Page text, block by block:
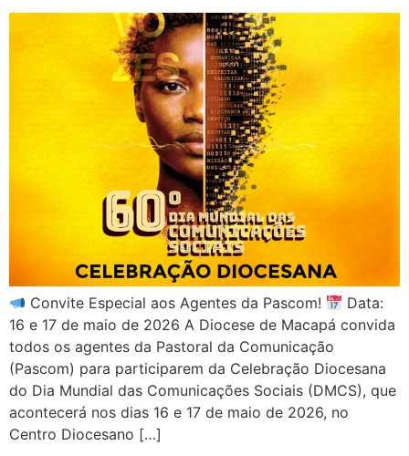
Convite Especial aos Agentes da Pascom!
Data:
16 e 17 de maio de 2026 A Diocese de Macapá convida
todos os agentes da Pastoral da Comunicação
(Pascom) para participarem da Celebração Diocesana
do Dia Mundial das Comunicações Sociais (DMCS), que
acontecerá nos dias 16 e 17 de maio de 2026, no
Centro Diocesano […]